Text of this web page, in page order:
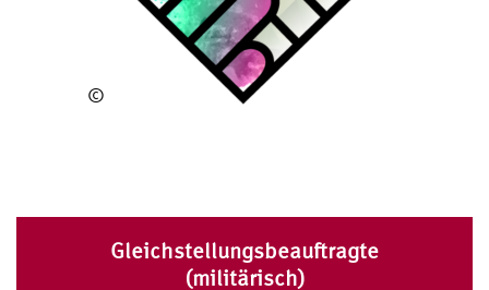
©
Gleichstellungsbeauftragte
(militärisch)